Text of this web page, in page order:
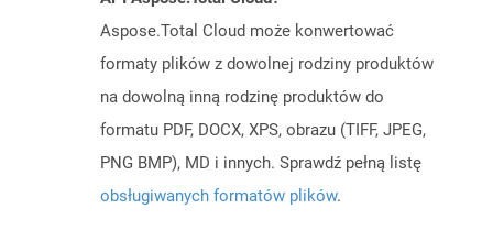
Aspose.Total Cloud może konwertować
formaty plików z dowolnej rodziny produktów
na dowolną inną rodzinę produktów do
formatu PDF, DOCX, XPS, obrazu (TIFF, JPEG,
PNG BMP), MD i innych. Sprawdź pełną listę
obsługiwanych formatów plików.